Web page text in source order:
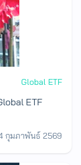
Global ETF
ETF
กุมภาพันธ์ 2569